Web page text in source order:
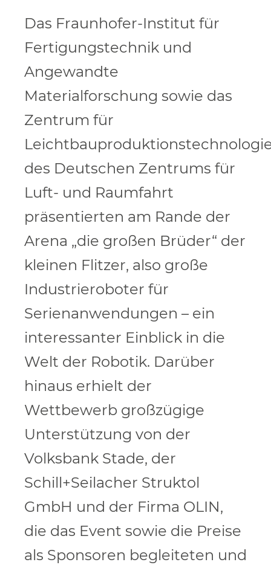
Das Fraunhofer-Institut für
Fertigungstechnik und
Angewandte
Materialforschung sowie das
Zentrum für
des Deutschen Zentrums für
Luft- und Raumfahrt
präsentierten am Rande der
Arena „die großen Brüder“ der
kleinen Flitzer, also große
Industrieroboter für
Serienanwendungen – ein
interessanter Einblick in die
Welt der Robotik. Darüber
hinaus erhielt der
Wettbewerb großzügige
Unterstützung von der
Volksbank Stade, der
Schill+Seilacher Struktol
GmbH und der Firma OLIN,
die das Event sowie die Preise
als Sponsoren begleiteten und